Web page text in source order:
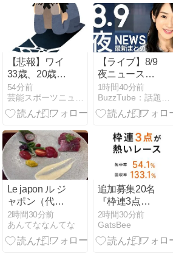
つけろ」
ゴイヤスー夏
祭開催中！」
篇
【悲報】ワイ
33歳、20歳の
女子に失恋し
た結
果・・・・・・
54分前
【ライブ】8/9
夜ニュースま
とめ 最新情報
を厳選してお
届け ANN/テ
1時間40分前
Le japon ル ジ
ャポン（代官
山）
2時間30分前
あんてななんてな
追加募集20名
『枠連3点が
熱いレース』
22周年記念特
典付
2時間30分前
GatsBee